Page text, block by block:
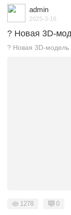
admin
2025-3-16
? Новая 3D-
? Новая 3D-модель
1278 0